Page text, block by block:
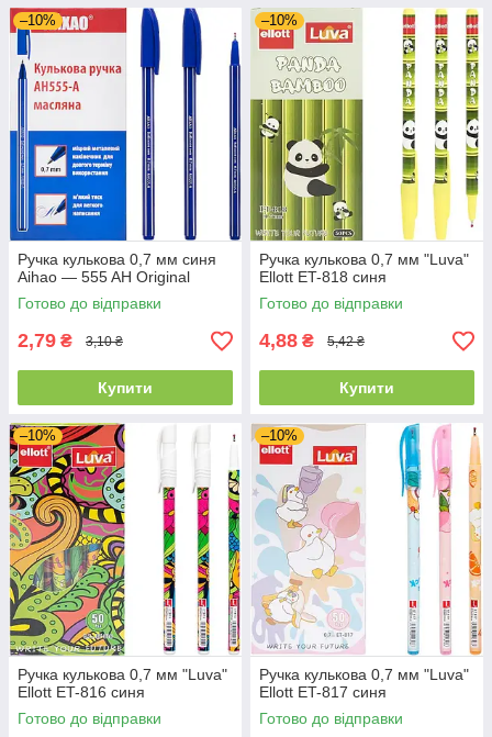
–10%
Ручка кулькова 0,7 мм синя
Aihao — 555 AH Original
Готово до відправки
2,79 ₴ 3,10 ₴
Купити
–10%
Ручка кулькова 0,7 мм "Luva"
Ellott ET-818 синя
Готово до відправки
4,88 ₴ 5,42 ₴
Купити
–10%
Ручка кулькова 0,7 мм "Luva"
Ellott ET-816 синя
Готово до відправки
–10%
Ручка кулькова 0,7 мм "Luva"
Ellott ET-817 синя
Готово до відправки